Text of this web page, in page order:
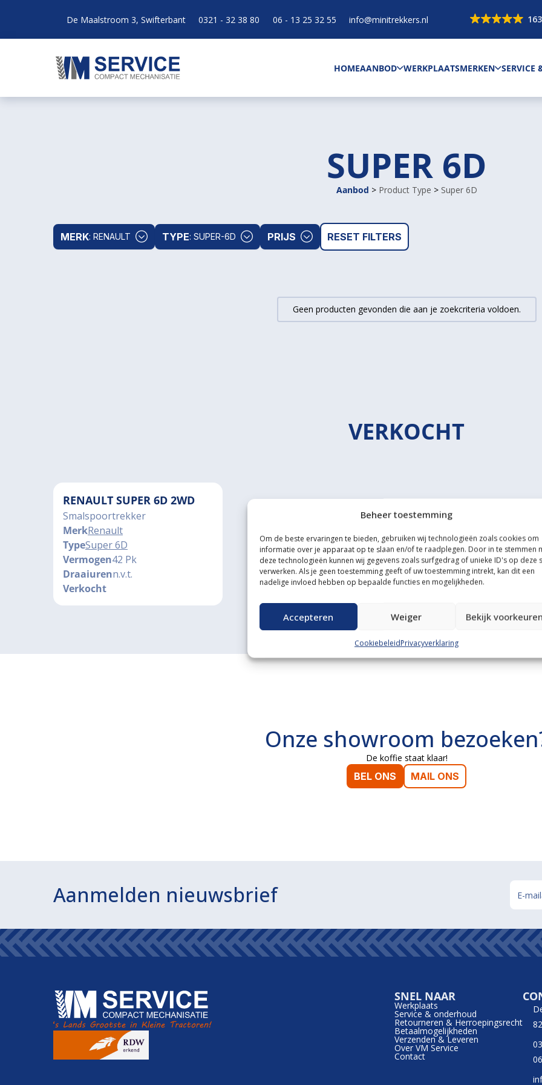
Beheer toestemming
Om de beste ervaringen te bieden, gebruiken wij technologieën zoals cookies om
informatie over je apparaat op te slaan en/of te raadplegen. Door in te stemmen
deze technologieën kunnen wij gegevens zoals surfgedrag of unieke ID's op deze
verwerken. Als je geen toestemming geeft of uw toestemming intrekt, kan dit een
nadelige invloed hebben op bepaalde functies en mogelijkheden.
Accepteren Weiger Bekijk voorkeuren
CookiebeleidPrivacyverklaring
De Maalstroom 3, Swifterbant 0321 - 32 38 80 06 - 13 25 32 55 info@minitrekkers.nl
HOMEAANBOD WERKPLAATSMERKEN SERVICE
SUPER 6D
Aanbod > Product Type > Super 6D
MERK: RENAULT TYPE: SUPER-6D PRIJS RESET FILTERS
Geen producten gevonden die aan je zoekcriteria voldoen.
VERKOCHT
RENAULT SUPER 6D 2WD
Smalspoortrekker
MerkRenault
TypeSuper 6D
Vermogen42 Pk
Draaiurenn.v.t.
Verkocht
Onze showroom
De koffie staat klaar!
BEL ONS MAIL ONS
Aanmelden nieuwsbrief
SNEL NAAR
Werkplaats
Service & onderhoud
Retourneren & Herroepingsrecht
Betaalmogelijkheden
Verzenden & Leveren
Over VM Service
Contact